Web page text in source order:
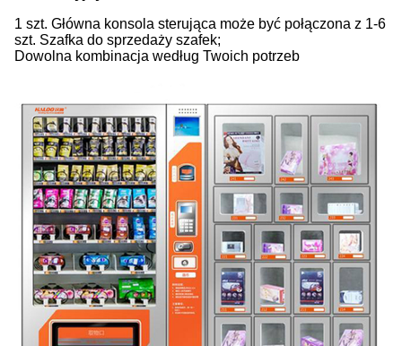
1 szt. Główna konsola sterująca może być połączona z 1-6
szt. Szafka do sprzedaży szafek;
Dowolna kombinacja według Twoich potrzeb